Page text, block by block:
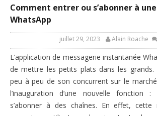
Comment entrer ou s’abonner à
WhatsApp
juillet 29, 2023 Alain Roache
L’application de messagerie instantanée
de mettre les petits plats dans les grands.
peu à peu de son concurrent sur le
l’inauguration d’une nouvelle fonction
s’abonner à des chaînes. En effet, cette